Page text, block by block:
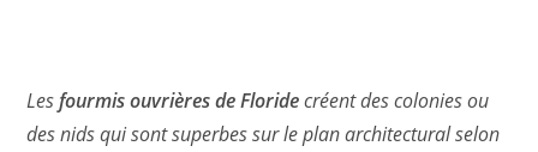
Lesfourmis ouvrières de Floridecréent des colonies ou
des nids qui sont superbes sur le plan architectural selon